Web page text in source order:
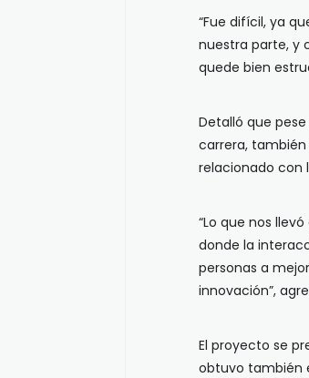
“Fue difícil, ya
nuestra parte, y
quede bien
Detalló que
carrera,
relacionado con
“Lo que nos
donde la
personas a
innovación”,
El proyecto se
obtuvo también